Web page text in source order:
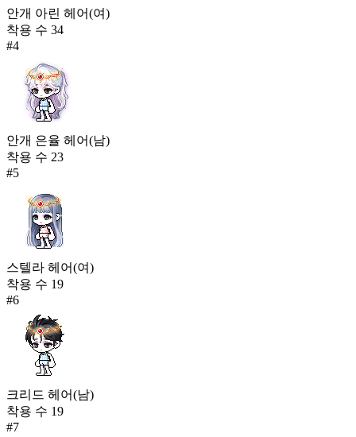
안개 아린 헤어(여)
착용 수 34
#4
안개 은율 헤어(남)
착용 수 23
#5
스텔라 헤어(여)
착용 수 19
#6
크리드 헤어(남)
착용 수 19
#7